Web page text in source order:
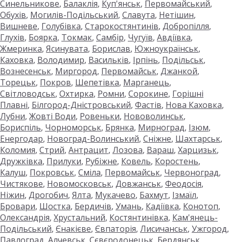
Синельникове, Балаклія, Куп'янськ, Первомайський,
Обухів, Могилів-Подільський, Славута, Нетішин,
Вишневе, Голубівка, Старокостянтинів, Добропілля,
Глухів, Боярка, Токмак, Самбір, Чугуїв, Авдіївка,
Жмеринка, Ясинувата, Борислав, Южноукраїнськ,
Каховка, Володимир, Васильків, Ірпінь, Подільськ,
Вознесенськ, Миргород, Первомайськ, Джанкой,
Торецьк, Покров, Шепетівка, Марганець,
Світловодськ, Охтирка, Ромни, Сорокине, Горішні
Плавні, Білгород-Дністровський, Фастів, Нова Каховка,
Лубни, Жовті Води, Ровеньки, Нововолинськ,
Бориспіль, Чорноморськ, Брянка, Мирноград, Ізюм,
Енергодар, Новоград-Волинський, Сніжне, Шахтарськ,
Коломия, Стрий, Антрацит, Лозова, Вараш, Харцизьк,
Дружківка, Прилуки, Рубіжне, Ковель, Коростень,
Калуш, Покровськ, Сміла, Первомайськ, Червоноград,
Чистякове, Новомосковськ, Довжанськ, Феодосія,
Ніжин, Дрогобич, Ялта, Мукачево, Бахмут, Ізмаїл,
Бровари, Шостка, Бердичів, Умань, Кадіївка, Конотоп,
Олександрія, Хрустальний, Костянтинівка, Кам'янець-
Подільський, Єнакієве, Євпаторія, Лисичанськ, Ужгород,